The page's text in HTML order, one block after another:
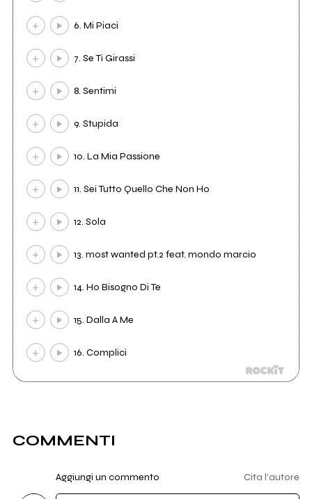
6. Mi Piaci
7. Se Ti Girassi
8. Sentimi
9. Stupida
10. La Mia Passione
11. Sei Tutto Quello Che Non Ho
12. Sola
13. most wanted pt.2 feat. mondo marcio
14. Ho Bisogno Di Te
15. Dalla A Me
16. Complici
COMMENTI
Aggiungi un commento Cita l'autore